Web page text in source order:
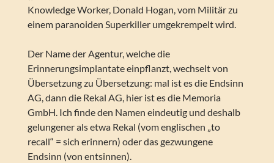
Knowledge Worker, Donald Hogan, vom Militär zu
einem paranoiden Superkiller umgekrempelt wird.
Der Name der Agentur, welche die
Erinnerungsimplantate einpflanzt, wechselt von
Übersetzung zu Übersetzung: mal ist es die Endsinn
AG, dann die Rekal AG, hier ist es die Memoria
GmbH. Ich finde den Namen eindeutig und deshalb
gelungener als etwa Rekal (vom englischen „to
recall“ = sich erinnern) oder das gezwungene
Endsinn (von entsinnen).